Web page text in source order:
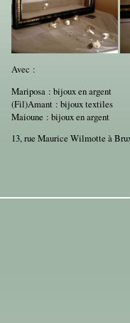
Avec :
Mariposa : bijoux en argent
(Fil)Amant : bijoux textiles
Maioune : bijoux en argent
13, rue Maurice Wilmotte à